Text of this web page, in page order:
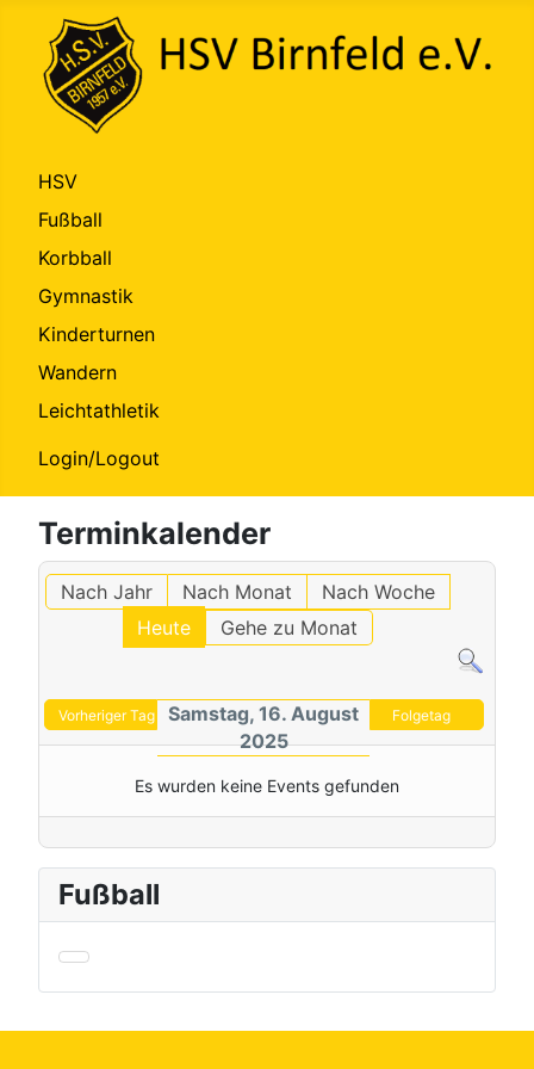
HSV
Fußball
Korbball
Gymnastik
Kinderturnen
Wandern
Leichtathletik
Login/Logout
Terminkalender
Nach Jahr Nach Monat
Nach Woche
Heute
Gehe zu Monat
Vorheriger Tag
Samstag, 16. August
2025
Folgetag
Es wurden keine Events gefunden
Fußball